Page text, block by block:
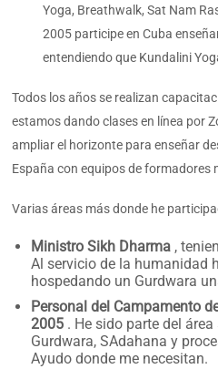
Yoga, Breathwalk, Sat Nam
2005 participe en Cuba
entendiendo que Kundalini
Todos los años se realizan
estamos dando clases en línea por
ampliar el horizonte para enseñar
España con equipos de formadores
Varias áreas más donde he
Ministro Sikh Dharma ,
Al servicio de la humanidad
hospedando un Gurdwara
Personal del Campamento
2005 . He sido parte del
Gurdwara, SAdahana y
Ayudo donde me necesitan.